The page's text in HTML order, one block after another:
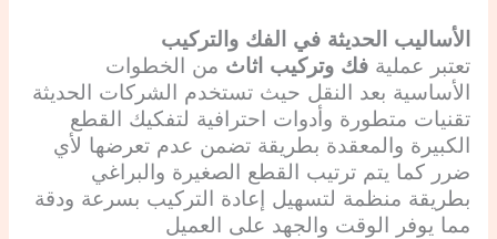
الأساليب الحديثة في الفك والتركيب
تعتبر عملية فك وتركيب اثاث من الخطوات
الأساسية بعد النقل حيث تستخدم الشركات الحديثة
تقنيات متطورة وأدوات احترافية لتفكيك القطع
الكبيرة والمعقدة بطريقة تضمن عدم تعرضها لأي
ضرر كما يتم ترتيب القطع الصغيرة والبراغي
بطريقة منظمة لتسهيل إعادة التركيب بسرعة ودقة
مما يوفر الوقت والجهد على العميل